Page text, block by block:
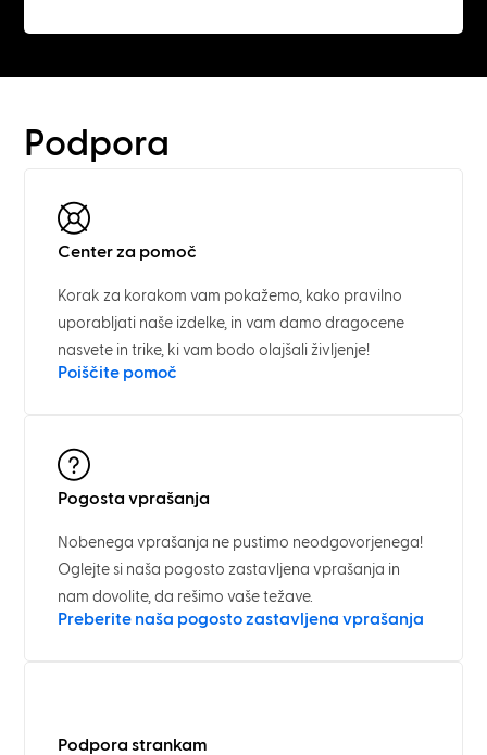
Podpora
Center za pomoč
Korak za korakom vam pokažemo, kako pravilno
uporabljati naše izdelke, in vam damo dragocene
nasvete in trike, ki vam bodo olajšali življenje!
Poiščite pomoč
Pogosta vprašanja
Nobenega vprašanja ne pustimo neodgovorjenega!
Oglejte si naša pogosto zastavljena vprašanja in
nam dovolite, da rešimo vaše težave.
Preberite naša pogosto zastavljena vprašanja
Podpora strankam